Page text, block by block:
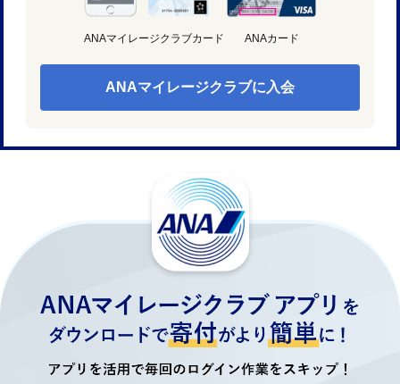
ANAマイレージクラブカード ANAカード
ANAマイレージクラブに入会